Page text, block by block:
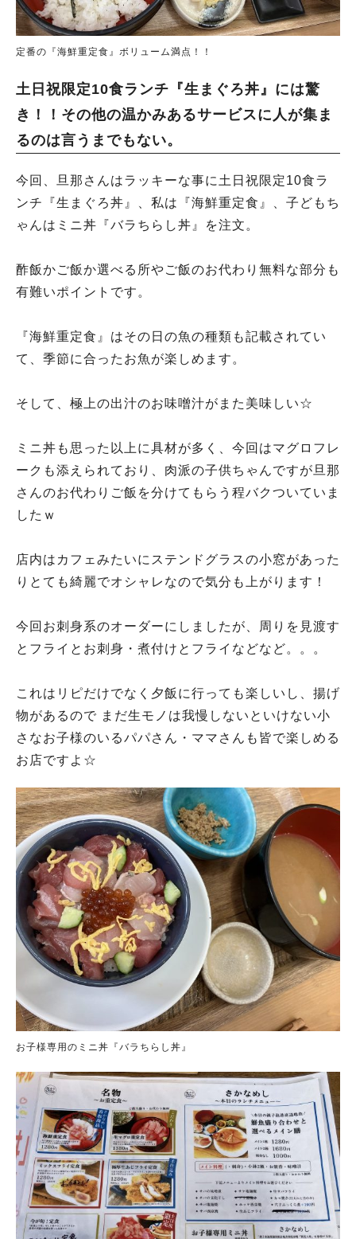
定番の『海鮮重定食』ボリューム満点！！
土日祝限定10食ランチ『生まぐろ丼』には驚
き！！その他の温かみあるサービスに人が集ま
るのは言うまでもない。
今回、旦那さんはラッキーな事に土日祝限定10食ラ
ンチ『生まぐろ丼』、私は『海鮮重定食』、子どもち
ゃんはミニ丼『バラちらし丼』を注文。
酢飯かご飯か選べる所やご飯のお代わり無料な部分も
有難いポイントです。
『海鮮重定食』はその日の魚の種類も記載されてい
て、季節に合ったお魚が楽しめます。
そして、極上の出汁のお味噌汁がまた美味しい☆
ミニ丼も思った以上に具材が多く、今回はマグロフレ
ークも添えられており、肉派の子供ちゃんですが旦那
さんのお代わりご飯を分けてもらう程バクついていま
したｗ
店内はカフェみたいにステンドグラスの小窓があった
りとても綺麗でオシャレなので気分も上がります！
今回お刺身系のオーダーにしましたが、周りを見渡す
とフライとお刺身・煮付けとフライなどなど。。。
これはリピだけでなく夕飯に行っても楽しいし、揚げ
物があるので まだ生モノは我慢しないといけない小
さなお子様のいるパパさん・ママさんも皆で楽しめる
お店ですよ☆
お子様専用のミニ丼『バラちらし丼』